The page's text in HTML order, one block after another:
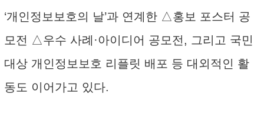
‘개인정보보호의 날’과 연계한 △홍보 포스터 공
모전 △우수 사례·아이디어 공모전, 그리고 국민
대상 개인정보보호 리플릿 배포 등 대외적인 활
동도 이어가고 있다.